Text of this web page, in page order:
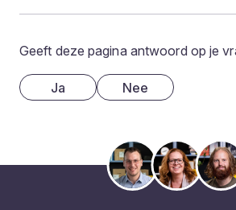
Geeft deze pagina antwoord op je
Ja Nee